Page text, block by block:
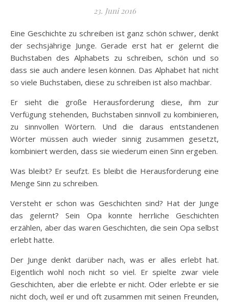
23. Juni 2016
Eine Geschichte zu schreiben ist ganz schön schwer, denkt
der sechsjährige Junge. Gerade erst hat er gelernt die
Buchstaben des Alphabets zu schreiben, schön und so
dass sie auch andere lesen können. Das Alphabet hat nicht
so viele Buchstaben, diese zu schreiben ist also machbar.
Er sieht die große Herausforderung diese, ihm zur
Verfügung stehenden, Buchstaben sinnvoll zu kombinieren,
zu sinnvollen Wörtern. Und die daraus entstandenen
Wörter müssen auch wieder sinnig zusammen gesetzt,
kombiniert werden, dass sie wiederum einen Sinn ergeben.
Was bleibt? Er seufzt. Es bleibt die Herausforderung eine
Menge Sinn zu schreiben.
Versteht er schon was Geschichten sind? Hat der Junge
das gelernt? Sein Opa konnte herrliche Geschichten
erzählen, aber das waren Geschichten, die sein Opa selbst
erlebt hatte.
Der Junge denkt darüber nach, was er alles erlebt hat.
Eigentlich wohl noch nicht so viel. Er spielte zwar viele
Geschichten, aber die erlebte er nicht. Oder erlebte er sie
nicht doch, weil er und oft zusammen mit seinen Freunden,